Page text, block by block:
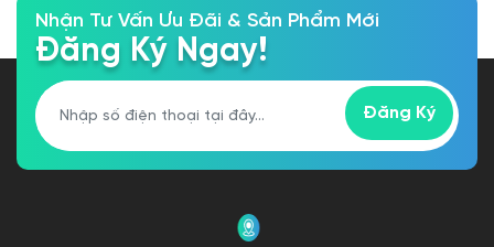
Nhận Tư Vấn Ưu Đãi & Sản Phẩm Mới
Đăng Ký Ngay!
Đăng Ký